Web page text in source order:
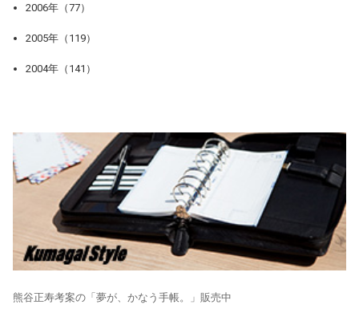
2006年（77）
2005年（119）
2004年（141）
熊谷正寿考案の「夢が、かなう手帳。」販売中